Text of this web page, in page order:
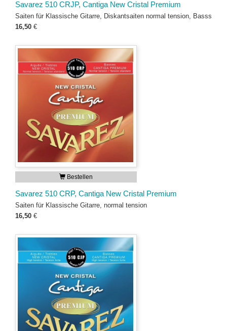
Savarez 510 CRJP, Cantiga New Cristal Premium
Saiten für Klassische Gitarre, Diskantsaiten normal tension, Basss
16,50 €
Bestellen
Savarez 510 CRP, Cantiga New Cristal Premium
Saiten für Klassische Gitarre, normal tension
16,50 €